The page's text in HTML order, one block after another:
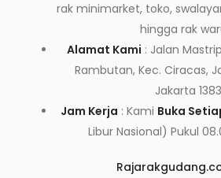
rak minimarket, toko,
hingga rak
Alamat Kami : Jalan
Rambutan, Kec. Ciracas,
Jakarta
Jam Kerja : Kami Buka
Libur Nasional) Pukul